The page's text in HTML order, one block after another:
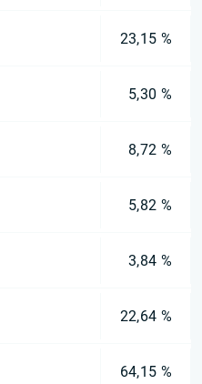
23,15 %
5,30 %
8,72 %
5,82 %
3,84 %
22,64 %
64,15 %